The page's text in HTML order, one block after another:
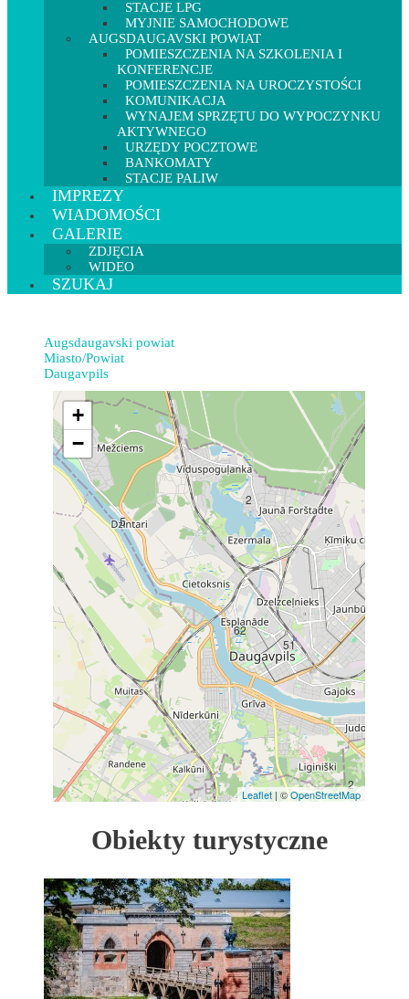
STACJE LPG
MYJNIE SAMOCHODOWE
AUGSDAUGAVSKI POWIAT
POMIESZCZENIA NA SZKOLENIA I
KONFERENCJE
POMIESZCZENIA NA UROCZYSTOŚCI
KOMUNIKACJA
WYNAJEM SPRZĘTU DO WYPOCZYNKU
AKTYWNEGO
URZĘDY POCZTOWE
BANKOMATY
STACJE PALIW
IMPREZY
WIADOMOŚCI
GALERIE
ZDJĘCIA
WIDEO
SZUKAJ
Augsdaugavski powiat
Miasto/Powiat
Daugavpils
2
5
2
51
62
+
−
Leaflet| ©OpenStreetMap
Obiekty turystyczne